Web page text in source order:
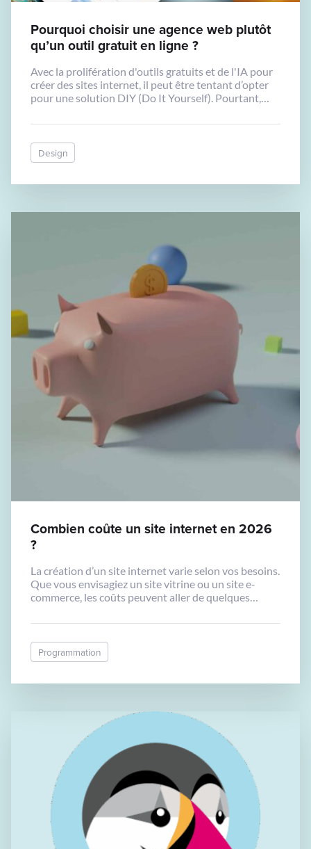
Pourquoi choisir une agence web plutôt
qu’un outil gratuit en ligne ?
Avec la prolifération d'outils gratuits et de l'IA pour
créer des sites internet, il peut être tentant d’opter
pour une solution DIY (Do It Yourself). Pourtant,
nôtre présente de nombreux avantages.
Design
Combien coûte un site internet en 2026
?
La création d’un site internet varie selon vos besoins.
Que vous envisagiez un site vitrine ou un site e-
commerce, les coûts peuvent aller de quelques
les facteurs qui influencent ces tarifs et comment
Programmation